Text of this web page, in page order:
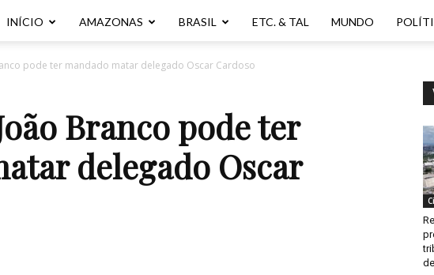
INÍCIO AMAZONAS BRASIL ETC. & TAL MUNDO
pode ter mandado matar delegado Oscar Cardoso
Branco pode ter
delegado Oscar